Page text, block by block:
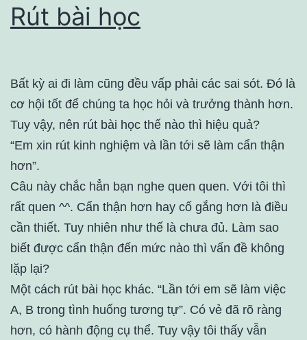
Rút bài học
Bất kỳ ai đi làm cũng đều vấp phải các sai sót. Đó là
cơ hội tốt để chúng ta học hỏi và trưởng thành hơn.
Tuy vậy, nên rút bài học thế nào thì hiệu quả?
“Em xin rút kinh nghiệm và lần tới sẽ làm cẩn thận
hơn”.
Câu này chắc hẳn bạn nghe quen quen. Với tôi thì
rất quen ^^. Cẩn thận hơn hay cố gắng hơn là điều
cần thiết. Tuy nhiên như thế là chưa đủ. Làm sao
biết được cẩn thận đến mức nào thì vấn đề không
lặp lại?
Một cách rút bài học khác. “Lần tới em sẽ làm việc
A, B trong tình huống tương tự”. Có vẻ đã rõ ràng
hơn, có hành động cụ thể. Tuy vậy tôi thấy vẫn